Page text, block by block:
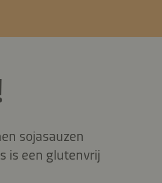
sojasauzen
is een glutenvrij